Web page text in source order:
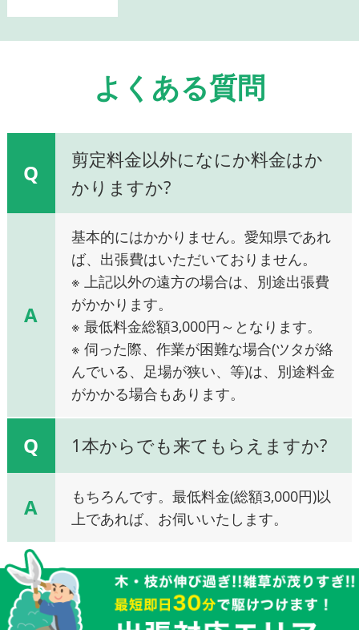
よくある質問
Q
剪定料金以外になにか料金はか
かりますか?
A
基本的にはかかりません。愛知県であれ
ば、出張費はいただいておりません。
※ 上記以外の遠方の場合は、別途出張費
がかかります。
※ 最低料金総額3,000円～となります。
※ 伺った際、作業が困難な場合(ツタが絡
んでいる、足場が狭い、等)は、別途料金
がかかる場合もあります。
Q 1本からでも来てもらえますか?
A
もちろんです。最低料金(総額3,000円)以
上であれば、お伺いいたします。